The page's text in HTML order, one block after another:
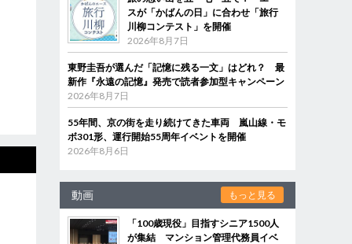
スが「かばんの日」に合わせ「旅行
川柳コンテスト」を開催
2026年8月7日
東野圭吾が選んだ「記憶に残る一文」はどれ？ 最
新作『永遠の記憶』発売で読者参加型キャンペーン
2026年8月7日
55年間、京の街を走り続けてきた車両 嵐山線・モ
ボ301形、運行開始55周年イベントを開催
2026年8月6日
動画 もっと見る
「100歳現役」目指すシニア1500人
が集結 マンション管理代務員イベ